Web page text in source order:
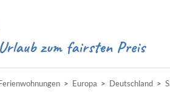
Europa Deutschland